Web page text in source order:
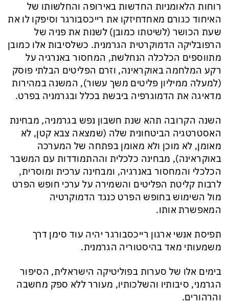
רוחות הלאומניות החדשות באירופה והחלשותו של
האיחוד כגורם מאחדחיזקו את רייכסבורגרוסיפקו לו את
שעת הכושר (לשיטתו כמובן) לשנות את פניה של
הרפובליקה הדמוקרטית הגרמנית. כשלסיבות אלו כמובן
מתווספים הכלכלה הנחלשת, המחסור באנרגיה על
רקע המלחמה באוקראינה, וזרם הפליטים הבלתי פוסק
(למעלה ממיליון פליטים משך עשור), המשנה במהירות
מדאיגה את הדמוגרפיה ביבשת בכלל ובגרמניה בפרט.
השנה הקרובה תהא שנת חשבון נפש בגרמניה, מבחינת
האסטרטגיה הביטחונית שלה (שמצאה צבא קטן, לא
מאומן, לא מוכן ולא מאומן בפתחה של המערכה
באוקראינה), מבחינה כלכלית וההתמודדות עם המשבר
הכלכלי והמחסור באנרגיה, ומבחינה ערכית ומוסרית,
לרבות קליטת הפליטים והשמירה על ערכי חופש הפרט
מול השימוש בחופש הפרט כנגד הדמוקרטיה
המאפשרת אותו.
תפיסת אנשי ארגון רייכסבורגריהיה עוד סימן דרך
משמעותי מאד בהיסטוריה הגרמנית.
בימים אלו של סערות בפוליטיקה הישראלית, הסיפור
הגרמני, סיבותיו והשלכותיו, מעוררללא ספק מחשבה
והרהורים.